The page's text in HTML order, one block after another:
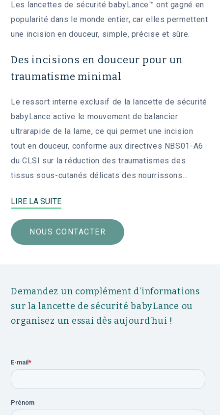
Les lancettes de sécurité babyLance™ ont gagné en
popularité dans le monde entier, car elles permettent
une incision en douceur, simple, précise et sûre.
Des incisions en douceur pour un
traumatisme minimal
Le ressort interne exclusif de la lancette de sécurité
babyLance active le mouvement de balancier
ultrarapide de la lame, ce qui permet une incision
tout en douceur, conforme aux directives NBS01-A6
du CLSI sur la réduction des traumatismes des
tissus sous-cutanés délicats des nourrissons…
LIRE LA SUITE
NOUS CONTACTER
Demandez un complément d’informations
sur la lancette de sécurité babyLance ou
organisez un essai dès aujourd’hui !